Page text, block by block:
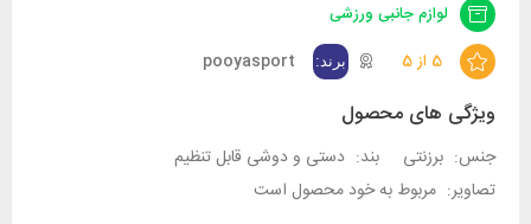
لوازم جانبی ورزشی
5 از 5
pooyasport
ویژگی های محصول
جنس: برزنتی بند: دستی و دوشی قابل تنظیم
تصاویر: مربوط به خود محصول است